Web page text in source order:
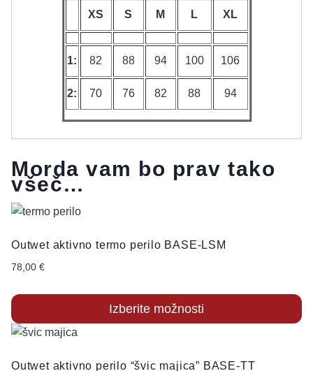
XS S M L XL
1: 82 88 94 100 106
2: 70 76 82 88 94
Morda vam bo prav tako
všeč…
Outwet aktivno termo perilo BASE-LSM
78,00 €
Izberite možnosti
Ta
ima
Outwet aktivno perilo “švic majica” BASE-TT